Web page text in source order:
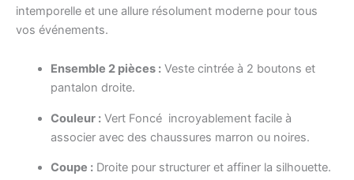
intemporelle et une allure résolument moderne pour tous
vos événements.
Ensemble 2 pièces :Veste cintrée à 2 boutons et
pantalon droite.
Couleur :Vert Foncé incroyablement facile à
associer avec des chaussures marron ou noires.
Coupe :Droite pour structurer et affiner la silhouette.